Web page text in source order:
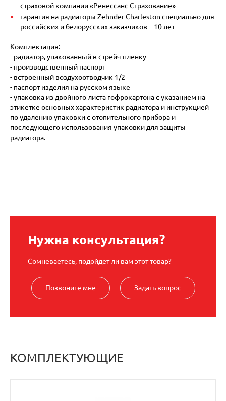
страховой компании «Ренессанс Страхование»
гарантия на радиаторы Zehnder Charleston специально для
российских и белорусских заказчиков – 10 лет
Комплектация:
- радиатор, упакованный в стрейч-пленку
- производственный паспорт
- встроенный воздухоотводчик 1/2
- паспорт изделия на русском языке
- упаковка из двойного листа гофрокартона с указанием на
этикетке основных характеристик радиатора и инструкцией
по удалению упаковки с отопительного прибора и
последующего использования упаковки для защиты
радиатора.
Нужна консультация?
Сомневаетесь, подойдет ли вам этот товар?
Позвоните мне Задать вопрос
КОМПЛЕКТУЮЩИЕ